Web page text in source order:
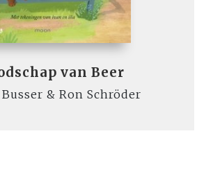
van Beer
& Ron Schröder